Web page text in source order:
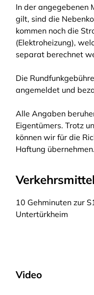
In der angegebenen
gilt, sind die
kommen noch die
(Elektroheizung),
separat berechnet
Die
angemeldet und
Alle Angaben
Eigentümers. Trotz
können wir für die
Haftung übernehmen.
10 Gehminuten zur
Untertürkheim
Video